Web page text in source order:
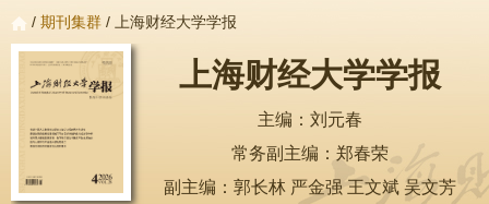
/ 期刊集群 / 上海财经大学学报
上海财经大学学报
主编：刘元春
常务副主编：郑春荣
副主编：郭长林 严金强 王文斌 吴文芳